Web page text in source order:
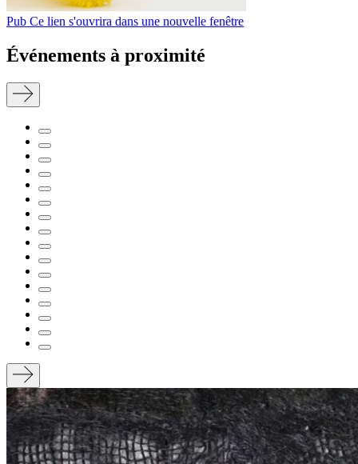
Pub Ce lien s'ouvrira dans une nouvelle fenêtre
Événements à proximité